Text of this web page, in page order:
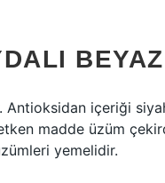
Antioksidan içeriği
madde üzüm
yemelidir.